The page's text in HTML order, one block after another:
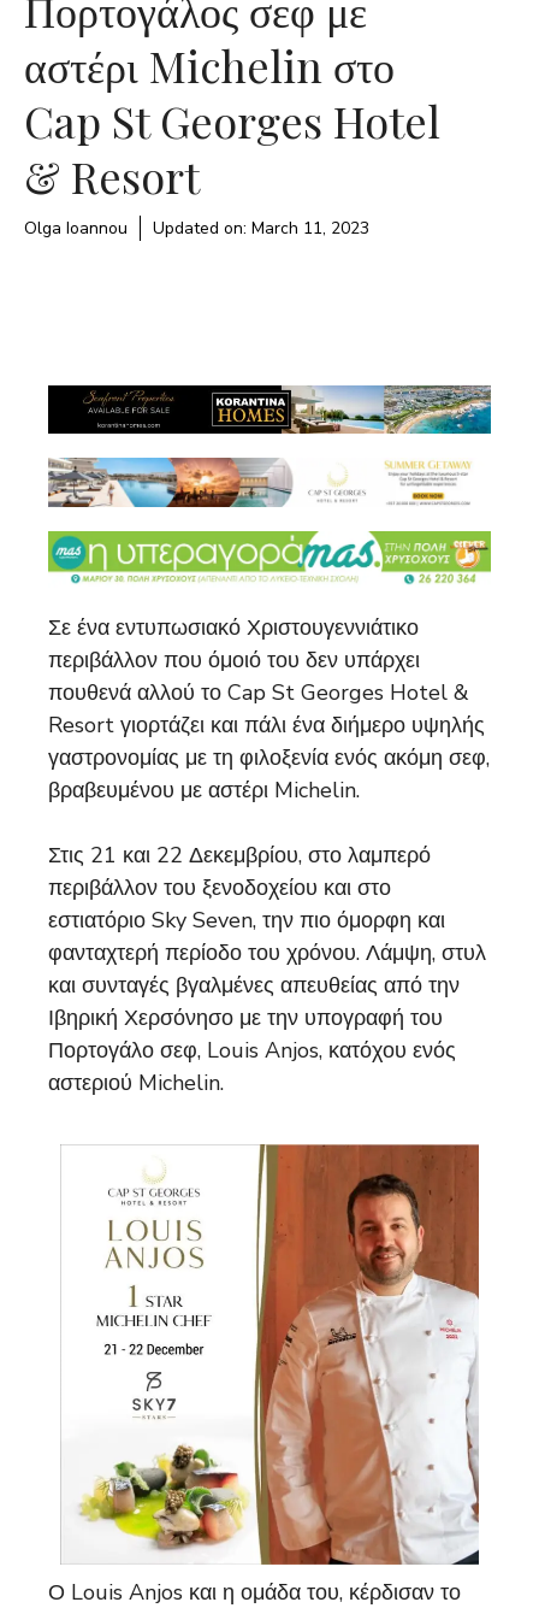
αστέρι Michelin στο
Cap St Georges Hotel
& Resort
Olga Ioannou Updated on: March 11, 2023
Σε ένα εντυπωσιακό Χριστουγεννιάτικο
περιβάλλον που όμοιό του δεν υπάρχει
πουθενά αλλού το Cap St Georges Hotel &
Resort γιορτάζει και πάλι ένα διήμερο υψηλής
γαστρονομίας με τη φιλοξενία ενός ακόμη σεφ,
βραβευμένου με αστέρι Michelin.
Στις 21 και 22 Δεκεμβρίου, στο λαμπερό
περιβάλλον του ξενοδοχείου και στο
εστιατόριο Sky Seven, την πιο όμορφη και
φανταχτερή περίοδο του χρόνου. Λάμψη, στυλ
και συνταγές βγαλμένες απευθείας από την
Ιβηρική Χερσόνησο με την υπογραφή του
Πορτογάλο σεφ, Louis Anjos, κατόχου ενός
αστεριού Michelin.
Ο Louis Anjos και η ομάδα του, κέρδισαν το